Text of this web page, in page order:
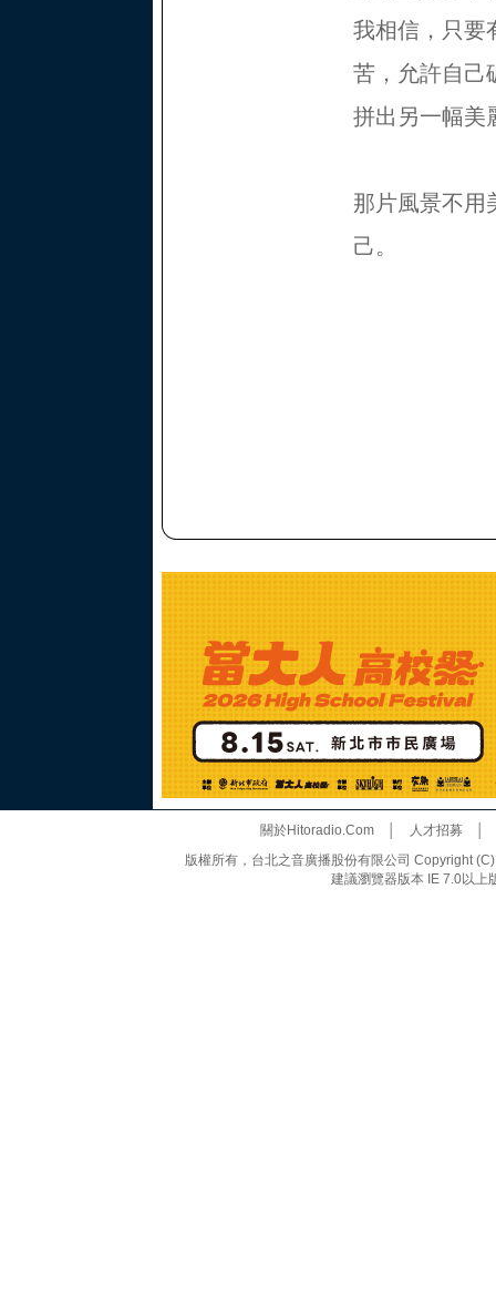
我相信，只要
苦，允許自己
拼出另一幅美
那片風景不用
己。
關於Hitoradio.Com│ 人才招募
版權所有，台北之音廣播股份有限公司 Copyright
建議瀏覽器版本 IE 7.0以上